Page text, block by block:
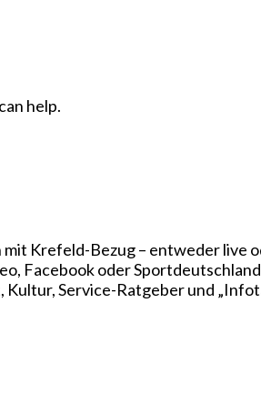
help.
Krefeld-Bezug – entweder live
Facebook oder
Service-Ratgeber und